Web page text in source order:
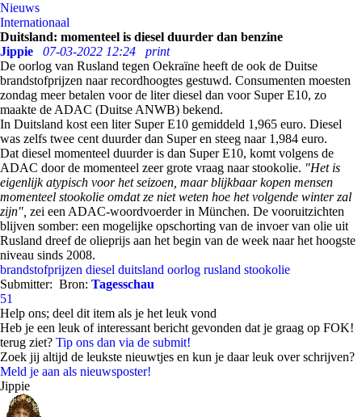
Nieuws
Internationaal
Duitsland: momenteel is diesel duurder dan benzine
Jippie
07-03-2022 12:24
print
De oorlog van Rusland tegen Oekraïne heeft de ook de Duitse
brandstofprijzen naar recordhoogtes gestuwd. Consumenten moesten
zondag meer betalen voor de liter diesel dan voor Super E10, zo
maakte de ADAC (Duitse ANWB) bekend.
In Duitsland kost een liter Super E10 gemiddeld 1,965 euro. Diesel
was zelfs twee cent duurder dan Super en steeg naar 1,984 euro.
Dat diesel momenteel duurder is dan Super E10, komt volgens de
ADAC door de momenteel zeer grote vraag naar stookolie. "Het is
eigenlijk atypisch voor het seizoen, maar blijkbaar kopen mensen
momenteel stookolie omdat ze niet weten hoe het volgende winter zal
zijn", zei een ADAC-woordvoerder in München. De vooruitzichten
blijven somber: een mogelijke opschorting van de invoer van olie uit
Rusland dreef de olieprijs aan het begin van de week naar het hoogste
niveau sinds 2008.
brandstofprijzen diesel duitsland oorlog rusland stookolie
Submitter: Bron: Tagesschau
51
Help ons; deel dit item als je het leuk vond
Heb je een leuk of interessant bericht gevonden dat je graag op FOK!
terug ziet? Tip ons dan via de submit!
Zoek jij altijd de leukste nieuwtjes en kun je daar leuk over schrijven?
Meld je aan als nieuwsposter!
Jippie